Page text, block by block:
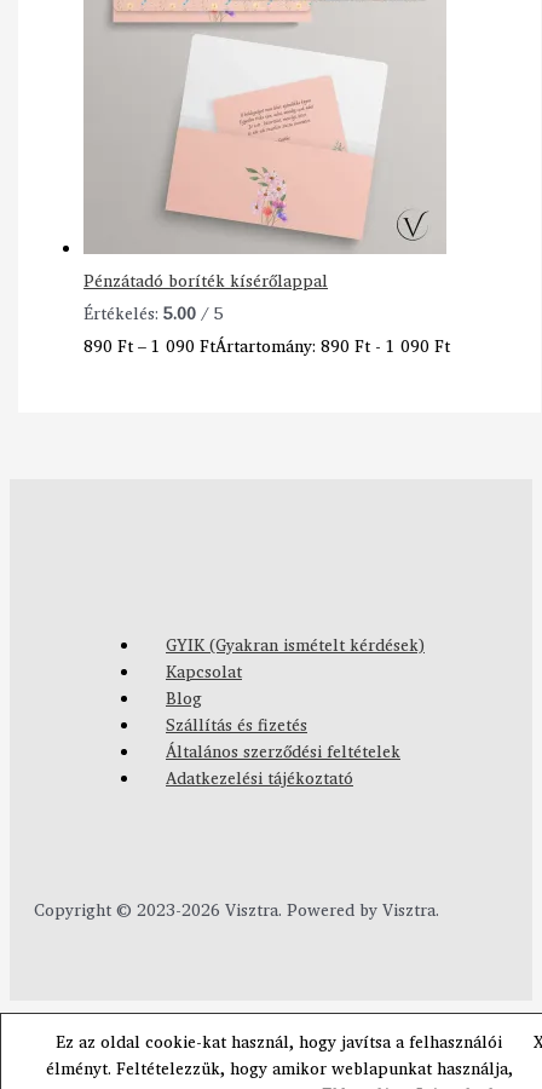
Pénzátadó boríték kísérőlappal
Értékelés:5.00/ 5
890Ft–1 090FtÁrtartomány: 890 Ft - 1 090 Ft
GYIK (Gyakran ismételt kérdések)
Kapcsolat
Blog
Szállítás és fizetés
Általános szerződési feltételek
Adatkezelési tájékoztató
Copyright © 2023-2026 Visztra. Powered by Visztra.
Ez az oldal cookie-kat használ, hogy javítsa a felhasználói
élményt. Feltételezzük, hogy amikor weblapunkat használja,